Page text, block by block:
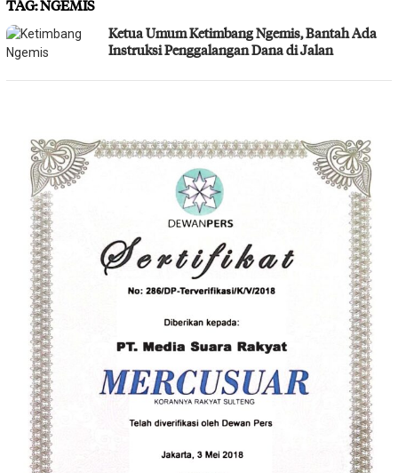
TAG:NGEMIS
Ketua Umum Ketimbang Ngemis, Bantah Ada
Instruksi Penggalangan Dana di Jalan